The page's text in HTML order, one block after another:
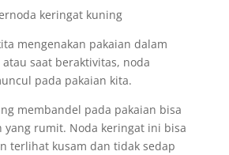
mengenakan pakaian dalam
saat beraktivitas, noda
pada pakaian kita.
membandel pada pakaian bisa
yang rumit. Noda keringat ini bisa
terlihat kusam dan tidak sedap